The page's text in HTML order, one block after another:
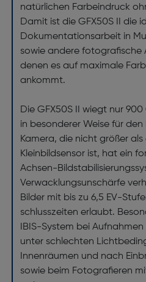
natürlichen Farbeindruck
Damit ist die GFX50S II die
Dokumentations­arbeit in
sowie andere fotografische
denen es auf maximale
ankommt.
Die GFX50S II wiegt nur
in besonderer Weise für
Kamera, die nicht größer
Kleinbildsensor ist, hat ein
Achsen-
Ver­wacklungs­­unschärfe
Bilder mit bis zu 6,5 EV-
schluss­zeiten erlaubt.
IBIS-System bei
unter schlechten
Innenräumen und nach
sowie beim Fotografieren